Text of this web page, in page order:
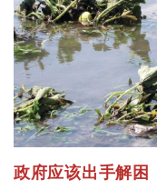
政府应该出手解